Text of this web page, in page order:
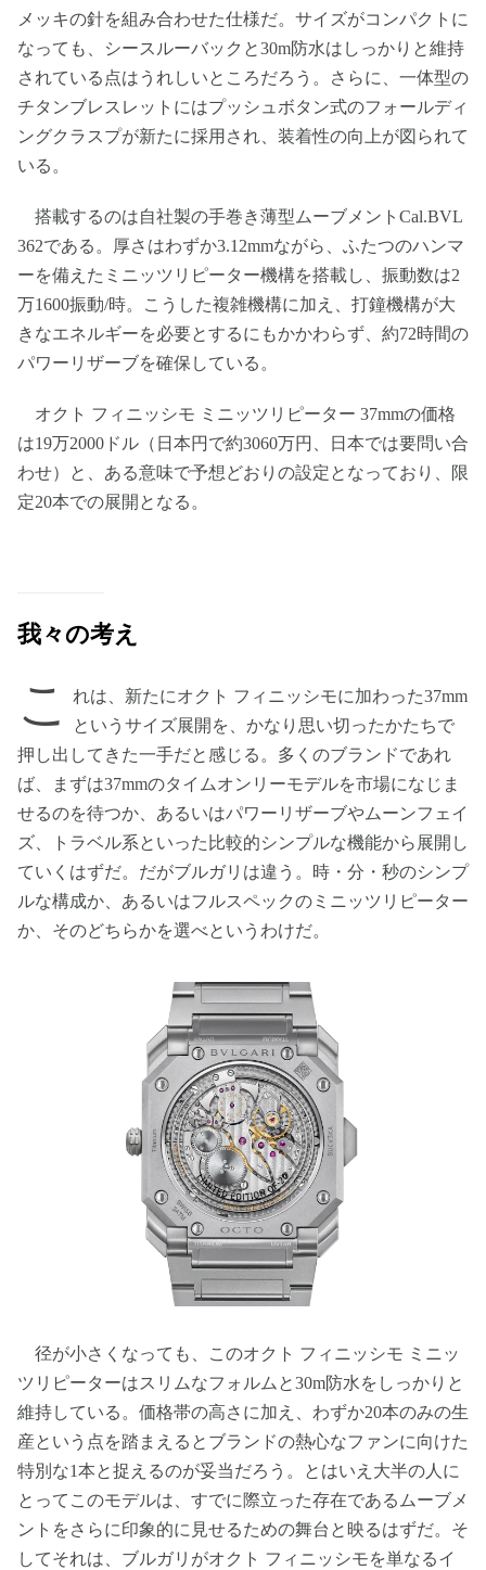
メッキの針を組み合わせた仕様だ。サイズがコンパクトに
なっても、シースルーバックと30m防水はしっかりと維持
されている点はうれしいところだろう。さらに、一体型の
チタンブレスレットにはプッシュボタン式のフォールディ
ングクラスプが新たに採用され、装着性の向上が図られて
いる。
搭載するのは自社製の手巻き薄型ムーブメントCal.BVL
362である。厚さはわずか3.12mmながら、ふたつのハンマ
ーを備えたミニッツリピーター機構を搭載し、振動数は2
万1600振動/時。こうした複雑機構に加え、打鐘機構が大
きなエネルギーを必要とするにもかかわらず、約72時間の
パワーリザーブを確保している。
オクト フィニッシモ ミニッツリピーター 37mmの価格
は19万2000ドル（日本円で約3060万円、日本では要問い合
わせ）と、ある意味で予想どおりの設定となっており、限
定20本での展開となる。
我々の考え
こ
れは、新たにオクト フィニッシモに加わった37mm
というサイズ展開を、かなり思い切ったかたちで
押し出してきた一手だと感じる。多くのブランドであれ
ば、まずは37mmのタイムオンリーモデルを市場になじま
せるのを待つか、あるいはパワーリザーブやムーンフェイ
ズ、トラベル系といった比較的シンプルな機能から展開し
ていくはずだ。だがブルガリは違う。時・分・秒のシンプ
ルな構成か、あるいはフルスペックのミニッツリピーター
か、そのどちらかを選べというわけだ。
径が小さくなっても、このオクト フィニッシモ ミニッ
ツリピーターはスリムなフォルムと30m防水をしっかりと
維持している。価格帯の高さに加え、わずか20本のみの生
産という点を踏まえるとブランドの熱心なファンに向けた
特別な1本と捉えるのが妥当だろう。とはいえ大半の人に
とってこのモデルは、すでに際立った存在であるムーブメ
ントをさらに印象的に見せるための舞台と映るはずだ。そ
してそれは、ブルガリがオクト フィニッシモを単なるイ